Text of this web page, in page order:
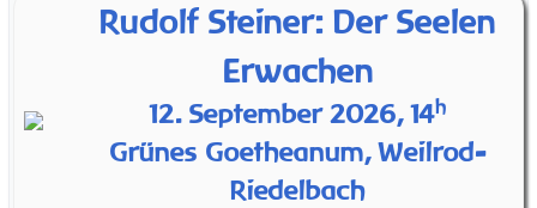
Rudolf Steiner: Der Seelen
Erwachen
12. September 2026, 14h
Grünes Goetheanum, Weilrod-
Riedelbach